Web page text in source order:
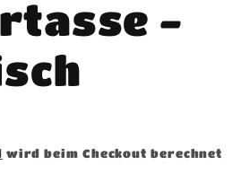
-
wird beim Checkout berechnet